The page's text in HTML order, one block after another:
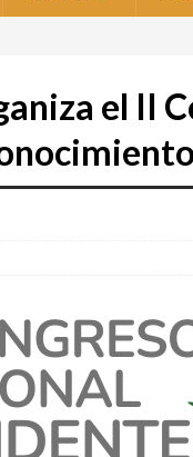
el II